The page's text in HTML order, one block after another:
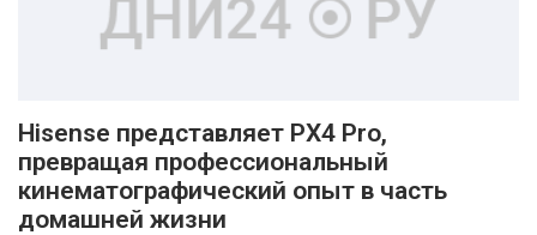
Hisense представляет PX4 Pro,
превращая профессиональный
кинематографический опыт в часть
домашней жизни